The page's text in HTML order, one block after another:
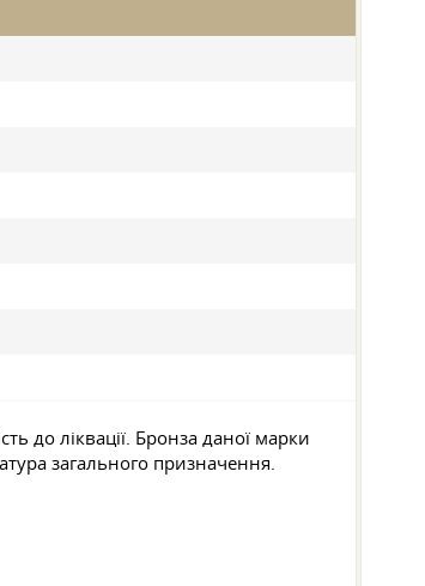
до ліквації. Бронза даної марки
загального призначення.